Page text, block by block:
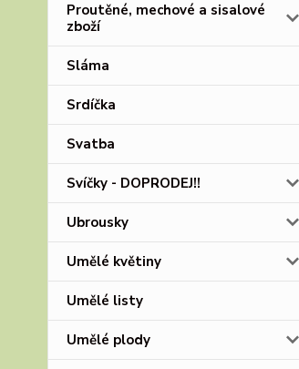
Proutěné, mechové a sisalové
zboží
Sláma
Srdíčka
Svatba
Svíčky - DOPRODEJ!!
Ubrousky
Umělé květiny
Umělé listy
Umělé plody